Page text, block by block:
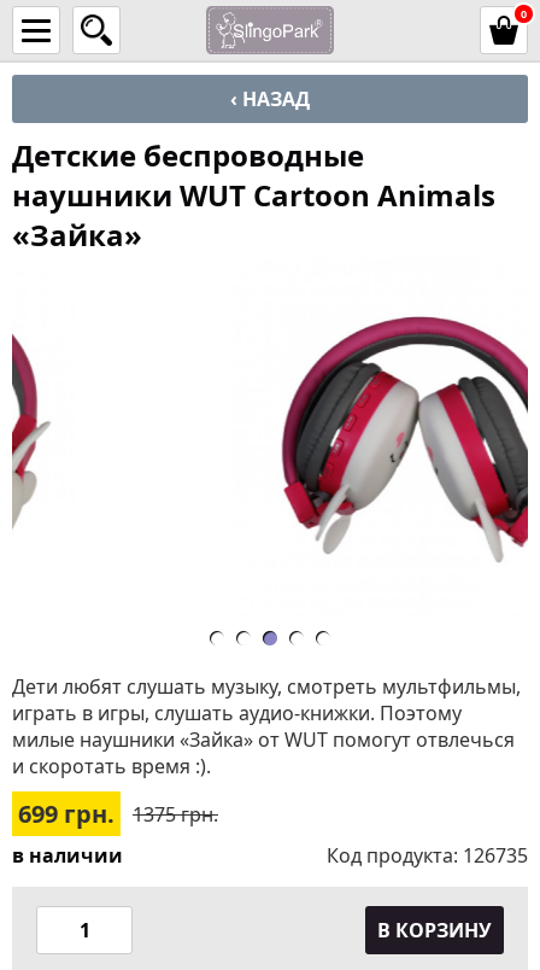
0
‹ НАЗАД
Детские беспроводные
наушники WUT Cartoon Animals
«Зайка»
Дети любят слушать музыку, смотреть мультфильмы,
играть в игры, слушать аудио-книжки. Поэтому
милые наушники «Зайка» от WUT помогут отвлечься
и скоротать время :).
699 грн.
1375 грн.
в наличии
Код продукта: 126735
В КОРЗИНУ